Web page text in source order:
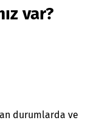
var?
durumlarda ve